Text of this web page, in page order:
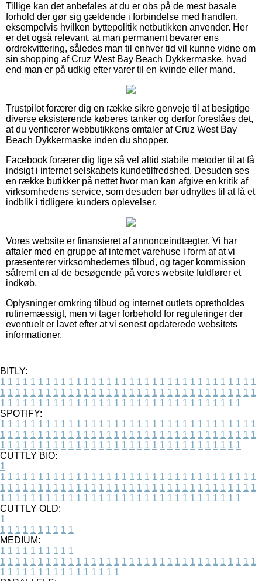
Tillige kan det anbefales at du er obs på de mest basale
forhold der gør sig gældende i forbindelse med handlen,
eksempelvis hvilken byttepolitik netbutikken anvender. Her
er det også relevant, at man permanent bevarer ens
ordrekvittering, således man til enhver tid vil kunne vidne om
sin shopping af Cruz West Bay Beach Dykkermaske, hvad
end man er på udkig efter varer til en kvinde eller mand.
Trustpilot forærer dig en række sikre genveje til at besigtige
diverse eksisterende køberes tanker og derfor foreslåes det,
at du verificerer webbutikkens omtaler af Cruz West Bay
Beach Dykkermaske inden du shopper.
Facebook forærer dig lige så vel altid stabile metoder til at få
indsigt i internet selskabets kundetilfredshed. Desuden ses
en række butikker på nettet hvor man kan afgive en kritik af
virksomhedens service, som desuden bør udnyttes til at få et
indblik i tidligere kunders oplevelser.
Vores website er finansieret af annonceindtægter. Vi har
aftaler med en gruppe af internet varehuse i form af at vi
præsenterer virksomhedernes tilbud, og tager kommission
såfremt en af de besøgende på vores website fuldfører et
indkøb.
Oplysninger omkring tilbud og internet outlets opretholdes
rutinemæssigt, men vi tager forbehold for reguleringer der
eventuelt er lavet efter at vi senest opdaterede websitets
informationer.
BITLY:
1 1 1 1 1 1 1 1 1 1 1 1 1 1 1 1 1 1 1 1 1 1 1 1 1 1 1 1 1 1 1 1 1 1
1 1 1 1 1 1 1 1 1 1 1 1 1 1 1 1 1 1 1 1 1 1 1 1 1 1 1 1 1 1 1 1 1 1
1 1 1 1 1 1 1 1 1 1 1 1 1 1 1 1 1 1 1 1 1 1 1 1 1 1 1 1 1 1 1 1
SPOTIFY:
1 1 1 1 1 1 1 1 1 1 1 1 1 1 1 1 1 1 1 1 1 1 1 1 1 1 1 1 1 1 1 1 1 1
1 1 1 1 1 1 1 1 1 1 1 1 1 1 1 1 1 1 1 1 1 1 1 1 1 1 1 1 1 1 1 1 1 1
1 1 1 1 1 1 1 1 1 1 1 1 1 1 1 1 1 1 1 1 1 1 1 1 1 1 1 1 1 1 1 1
CUTTLY BIO:
1
1 1 1 1 1 1 1 1 1 1 1 1 1 1 1 1 1 1 1 1 1 1 1 1 1 1 1 1 1 1 1 1 1 1
1 1 1 1 1 1 1 1 1 1 1 1 1 1 1 1 1 1 1 1 1 1 1 1 1 1 1 1 1 1 1 1 1 1
1 1 1 1 1 1 1 1 1 1 1 1 1 1 1 1 1 1 1 1 1 1 1 1 1 1 1 1 1 1 1 1
CUTTLY OLD:
1
1 1 1 1 1 1 1 1 1 1
MEDIUM:
1 1 1 1 1 1 1 1 1 1
1 1 1 1 1 1 1 1 1 1 1 1 1 1 1 1 1 1 1 1 1 1 1 1 1 1 1 1 1 1 1 1 1 1
1 1 1 1 1 1 1 1 1 1 1 1 1 1 1 1